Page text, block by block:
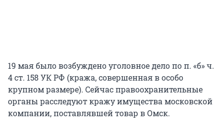
19 мая было возбуждено уголовное дело по п. «б» ч.
4 ст. 158 УК РФ (кража, совершенная в особо
крупном размере). Сейчас правоохранительные
органы расследуют кражу имущества московской
компании, поставлявшей товар в Омск.